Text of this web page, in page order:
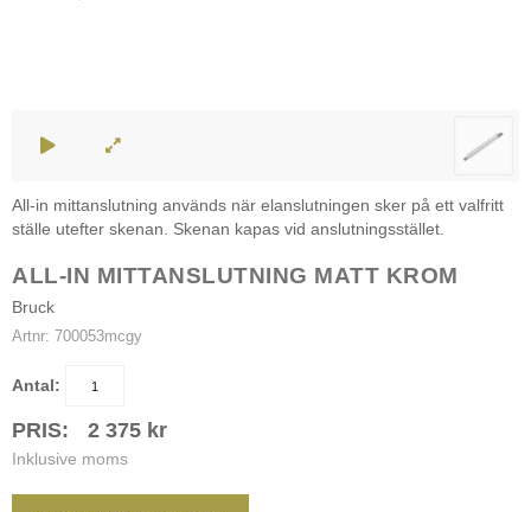
All-in mittanslutning används när elanslutningen sker på ett valfritt
ställe utefter skenan. Skenan kapas vid anslutningsstället.
ALL-IN MITTANSLUTNING MATT KROM
Bruck
Artnr: 700053mcgy
Antal:
PRIS: 2 375 kr
Inklusive moms